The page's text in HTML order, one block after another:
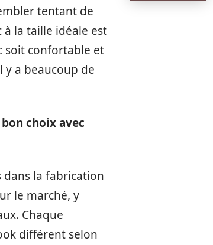
tentant de
à la taille idéale est
soit confortable et
a beaucoup de
choix avec
dans la fabrication
le marché, y
Chaque
différent selon